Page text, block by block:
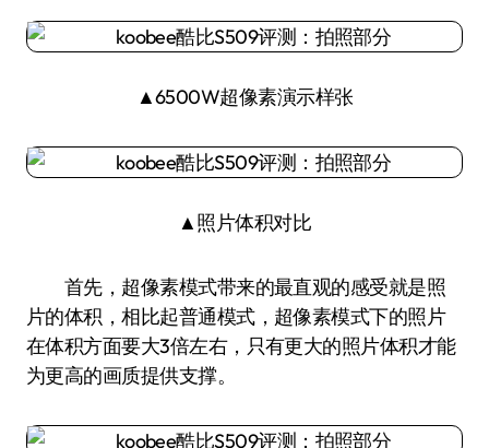
▲6500W超像素演示样张
▲照片体积对比
首先，超像素模式带来的最直观的感受就是照
片的体积，相比起普通模式，超像素模式下的照片
在体积方面要大3倍左右，只有更大的照片体积才能
为更高的画质提供支撑。